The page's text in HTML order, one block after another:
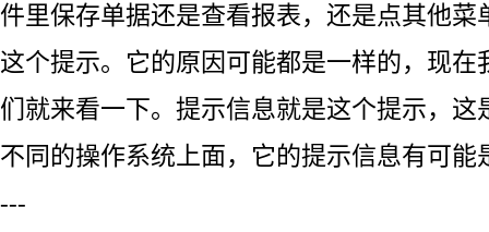
件里保存单据还是查看报表，还是点其他菜
这个提示。它的原因可能都是一样的，现在
们就来看一下。提示信息就是这个提示，这
不同的操作系统上面，它的提示信息有可能
---